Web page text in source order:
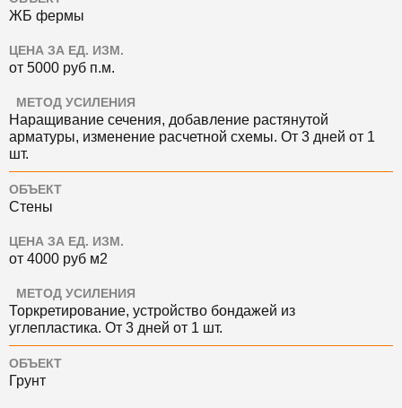
ЖБ фермы
ЦЕНА ЗА ЕД. ИЗМ.
от 5000 руб п.м.
МЕТОД УСИЛЕНИЯ
Наращивание сечения, добавление растянутой
арматуры, изменение расчетной схемы. От 3 дней от 1
шт.
ОБЪЕКТ
Стены
ЦЕНА ЗА ЕД. ИЗМ.
от 4000 руб м2
МЕТОД УСИЛЕНИЯ
Торкретирование, устройство бондажей из
углепластика. От 3 дней от 1 шт.
ОБЪЕКТ
Грунт